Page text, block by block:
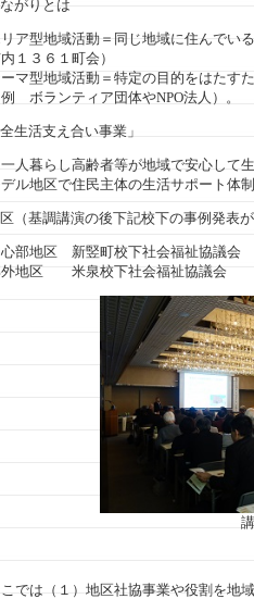
がりとは
ア型地域活動＝同じ地域に住んでい
１３６１町会）
マ型地域活動＝特定の目的をはたす
例 ボランティア団体やNPO法人）。
生活支え合い事業」
人暮らし高齢者等が地域で安心して
ル地区で住民主体の生活サポート体
（基調講演の後下記校下の事例発表が
部地区 新竪町校下社会福祉協議会
外地区 米泉校下社会福祉協議会
では（１）地区社協事業や役割を地